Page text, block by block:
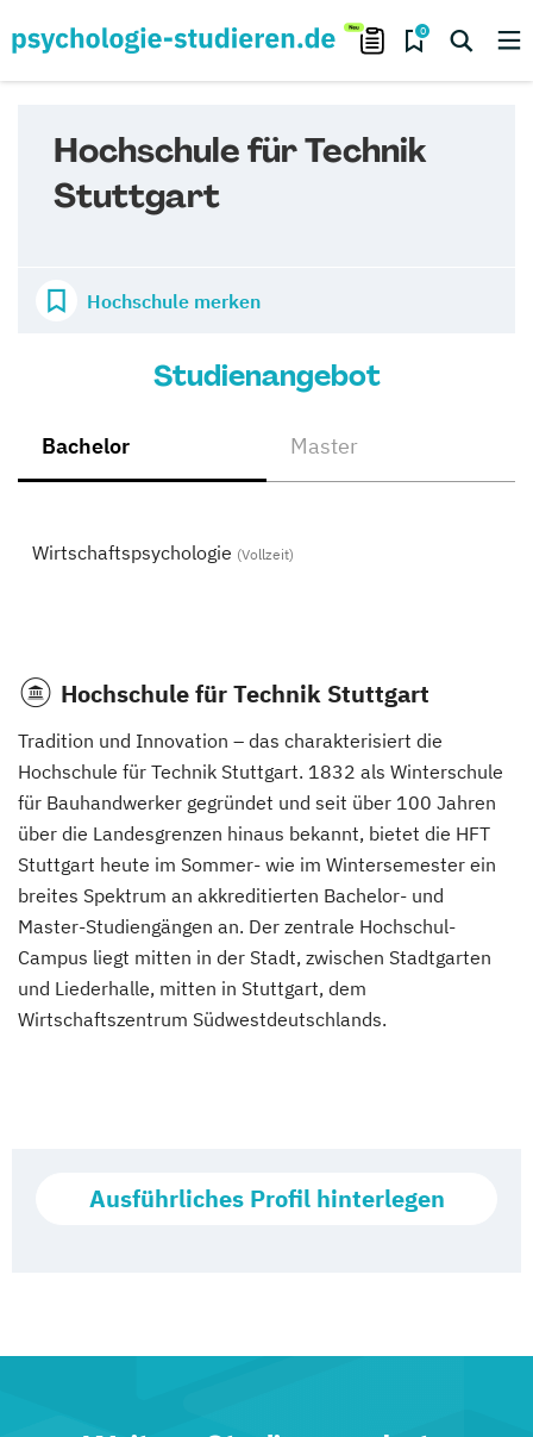
0
Hochschule für Technik
Stuttgart
Hochschule merken
Studienangebot
Bachelor Master
Wirtschaftspsychologie (Vollzeit)
Hochschule für Technik Stuttgart
Tradition und Innovation – das charakterisiert die
Hochschule für Technik Stuttgart. 1832 als Winterschule
für Bauhandwerker gegründet und seit über 100 Jahren
über die Landesgrenzen hinaus bekannt, bietet die HFT
Stuttgart heute im Sommer- wie im Wintersemester ein
breites Spektrum an akkreditierten Bachelor- und
Master-Studiengängen an. Der zentrale Hochschul-
Campus liegt mitten in der Stadt, zwischen Stadtgarten
und Liederhalle, mitten in Stuttgart, dem
Wirtschaftszentrum Südwestdeutschlands.
Ausführliches Profil hinterlegen